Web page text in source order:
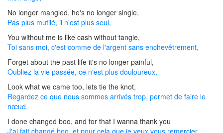
No longer mangled, he's no longer single,
Pas plus mutilé, il n'est plus seul,
You without me is like cash without tangle,
Toi sans moi, c'est comme de l'argent sans enchevêtrement,
Forget about the past life it's no longer painful,
Oubliez la vie passée, ce n'est plus douloureux,
Look what we came too, lets tie the knot,
Regardez ce que nous sommes arrivés trop, permet de faire le
nœud,
I done changed boo, and for that I wanna thank you
J'ai fait changé boo, et pour cela que je veux vous remercier